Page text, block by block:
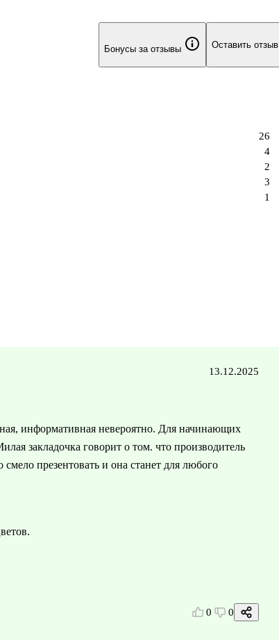
Бонусы за отзывы Оставить отзыв
1
3
2
4
26
13.12.2025
информативная невероятно. Для начинающих
закладочка говорит о том. что производитель
презентовать и она станет для любого
0 0